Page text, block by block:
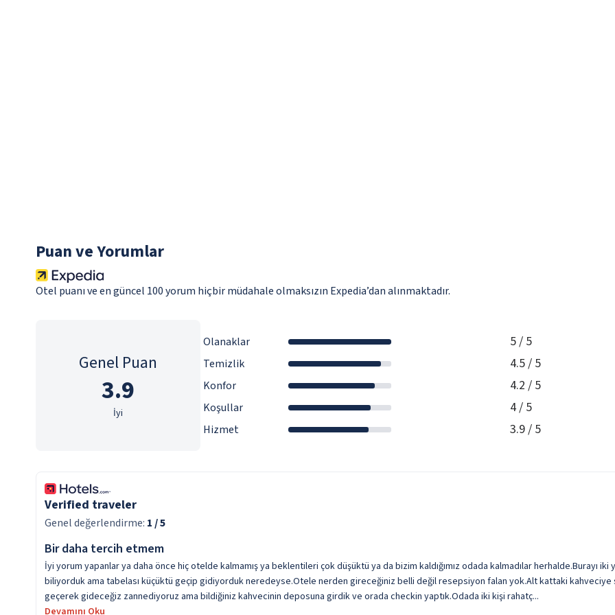
Puan ve Yorumlar
Otel puanı ve en güncel 100 yorum hiçbir müdahale olmaksızın Expedia’dan alınmaktadır.
Genel Puan
3.9
İyi
Olanaklar 5/ 5
Temizlik 4.5/ 5
Konfor 4.2 / 5
Koşullar 4/ 5
Hizmet 3.9/ 5
Verified traveler
Genel değerlendirme: 1/ 5
Bir daha tercih etmem
İyi yorum yapanlar ya daha önce hiç otelde kalmamış ya beklentileri çok düşüktü ya da bizim kaldığımız odada kalmadılar herhalde.Burayı
biliyorduk ama tabelası küçüktü geçip gidiyorduk neredeyse.Otele nerden gireceğiniz belli değil resepsiyon falan yok.Alt kattaki
geçerek gideceğiz zannediyoruz ama bildiğiniz kahvecinin deposuna girdik ve orada checkin yaptık.Odada iki kişi rahatç...
Devamını Oku